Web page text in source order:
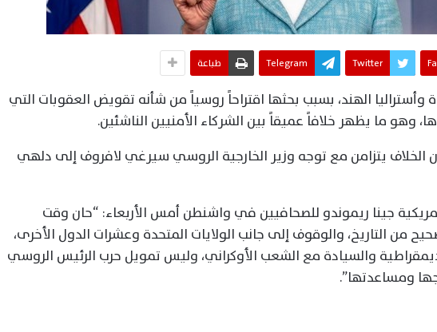
Twitter
Telegram طباعة
وأستراليا الهند، بسبب بحثها اقتراحاً روسياً من شأنه تقويض العقوبات التي
وهو ما يظهر خلافاً عميقاً بين الشركاء الأمنيين الناشئين.
الخلاف يتزامن مع توجه وزير الخارجية الروسي سيرغي لافروف إلى دلهي
جينا ريموندو للصحافيين في واشنطن أمس الأربعاء: “حان وقت
من التاريخ، والوقوف إلى جانب الولايات المتحدة وعشرات الدول الأخرى،
والسيادة مع الشعب الأوكراني، وليس تمويل حرب الرئيس الروسي
ومساعدتها”.